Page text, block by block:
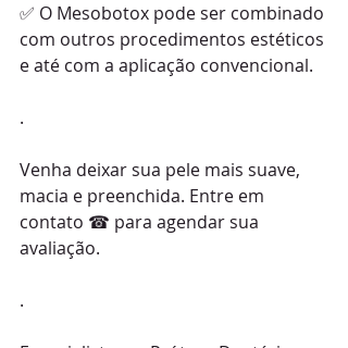
✅ O Mesobotox pode ser combinado
com outros procedimentos estéticos
e até com a aplicação convencional.
.
Venha deixar sua pele mais suave,
macia e preenchida. Entre em
contato ☎ para agendar sua
avaliação.
.